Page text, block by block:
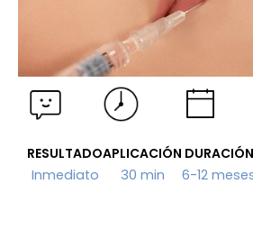
RESULTADO
Inmediato
APLICACIÓN
30 min
DURACIÓN
6-12